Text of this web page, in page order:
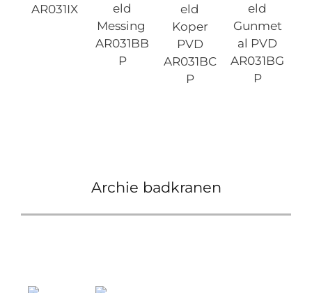
AR031IX
eld
Messing
AR031BB
P
eld
Koper
PVD
AR031BC
P
eld
Gunmet
al PVD
AR031BG
P
Archie badkranen